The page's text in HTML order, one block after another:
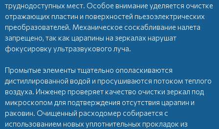
труднодоступных мест. Особое внимание уделяется очистке
отражающих пластин и поверхностей пьезоэлектрических
преобразователей. Механическое соскабливание налета
запрещено, так как царапины на зеркалах нарушат
фокусировку ультразвукового луча.
Промытые элементы тщательно ополаскиваются
дистиллированной водой и просушиваются потоком теплого
воздуха. Инженер проверяет качество очистки зеркал под
микроскопом для подтверждения отсутствия царапин и
раковин. Очищенный расходомер собирается с
использованием новых уплотнительных прокладок из